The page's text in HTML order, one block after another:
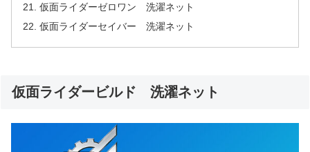
仮面ライダーゼロワン 洗濯ネット
仮面ライダーセイバー 洗濯ネット
仮面ライダービルド 洗濯ネット